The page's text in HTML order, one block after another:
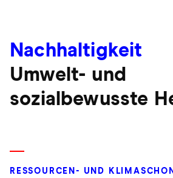
Nachhaltigkeit
Umwelt- und
sozialbewusste
RESSOURCEN- UND